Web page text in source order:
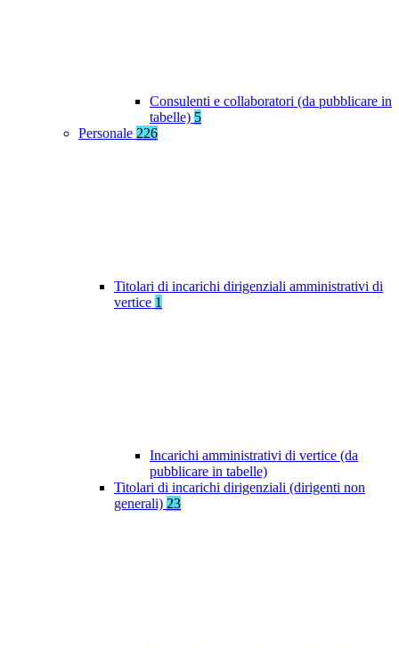
Consulenti e collaboratori (da pubblicare in
tabelle) 5
Personale 226
Titolari di incarichi dirigenziali amministrativi di
vertice 1
Incarichi amministrativi di vertice (da
pubblicare in tabelle)
Titolari di incarichi dirigenziali (dirigenti non
generali) 23